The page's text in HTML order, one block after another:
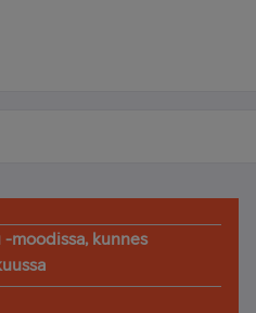
moodissa, kunnes